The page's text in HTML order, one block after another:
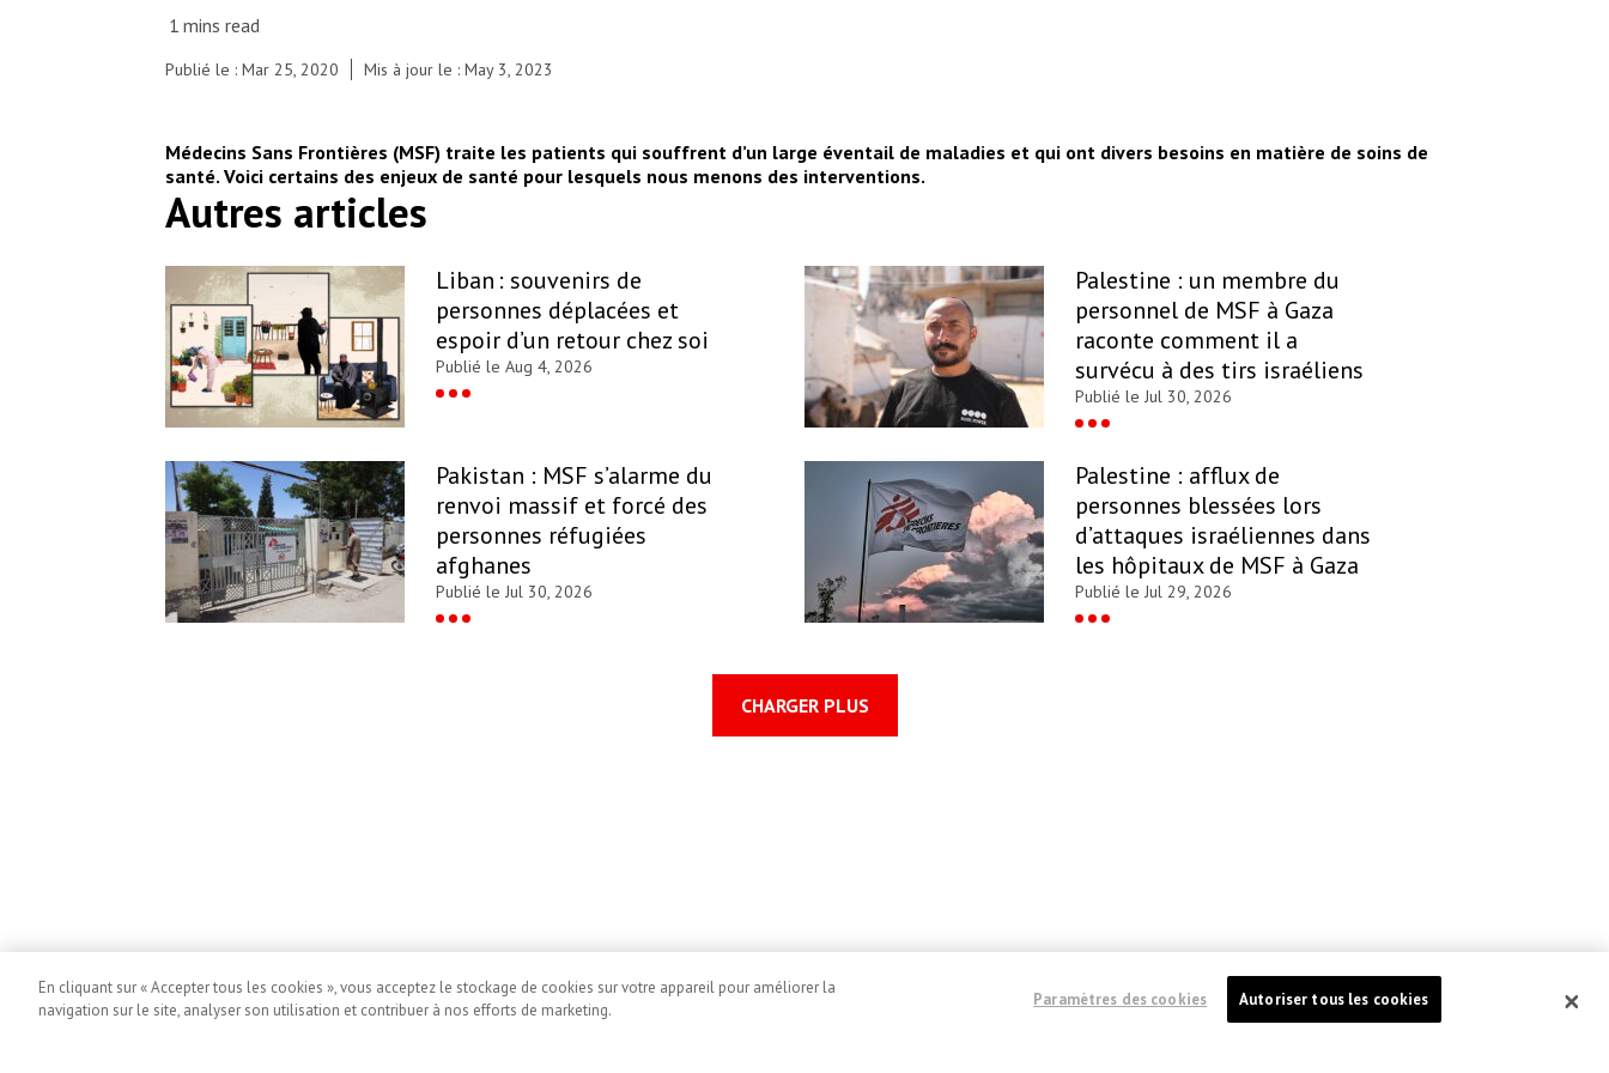
Publié le : Mar 25, 2020 Mis à jour le : May 3, 2023
Médecins Sans Frontières (MSF) traite les patients qui souffrent d’un large éventail de maladies et qui ont divers besoins en matière de soins de
santé. Voici certains des enjeux de santé pour lesquels nous menons des interventions.
Autres articles
Liban : souvenirs de
personnes déplacées et
espoir d’un retour chez soi
Publié le Aug 4, 2026
Palestine : un membre du
personnel de MSF à Gaza
raconte comment il a
survécu à des tirs israéliens
Publié le Jul 30, 2026
Pakistan : MSF s’alarme du
renvoi massif et forcé des
personnes réfugiées
afghanes
Publié le Jul 30, 2026
Palestine : afflux de
personnes blessées lors
d’attaques israéliennes dans
les hôpitaux de MSF à Gaza
Publié le Jul 29, 2026
CHARGER PLUS
En cliquant sur « Accepter tous les cookies », vous acceptez le stockage de cookies sur votre appareil pour améliorer la
navigation sur le site, analyser son utilisation et contribuer à nos efforts de marketing.
Paramètres des cookies Autoriser tous les cookies